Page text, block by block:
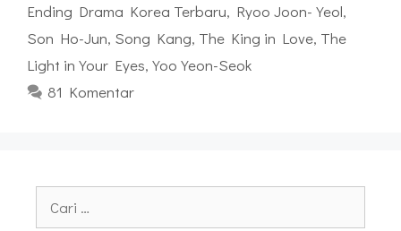
Ending Drama Korea Terbaru, Ryoo Joon-Yeol,
Son Ho-Jun, Song Kang, The King in Love, The
Light in Your Eyes, Yoo Yeon-Seok
81 Komentar
untuk: